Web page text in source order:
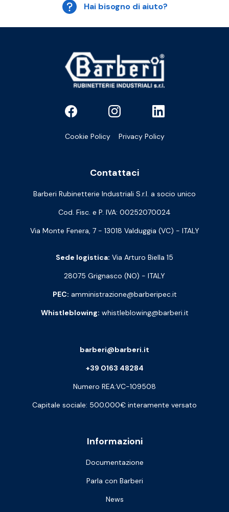
Hai bisogno di aiuto?
Cookie Policy Privacy Policy
Contattaci
Barberi Rubinetterie Industriali S.r.l. a socio unico
Cod. Fisc. e P. IVA: 00252070024
Via Monte Fenera, 7 - 13018 Valduggia (VC) - ITALY
Sede logistica: Via Arturo Biella 15
28075 Grignasco (NO) - ITALY
PEC: amministrazione@barberipec.it
Whistleblowing: whistleblowing@barberi.it
Informazioni
Documentazione
Parla con Barberi
News
barberi@barberi.it
+39 0163 48284
Numero REA:VC-109508
Capitale sociale: 500.000€ interamente versato